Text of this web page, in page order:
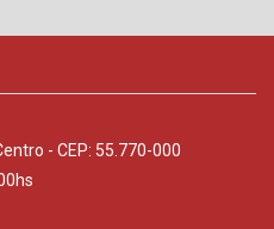
- CEP: 55.770-000